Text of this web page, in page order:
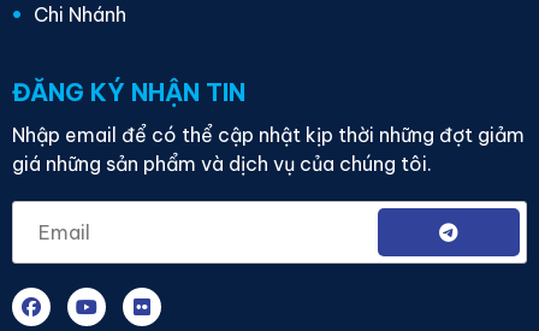
Chi Nhánh
ĐĂNG KÝ NHẬN TIN
Nhập email để có thể cập nhật kịp thời những đợt giảm
giá những sản phẩm và dịch vụ của chúng tôi.